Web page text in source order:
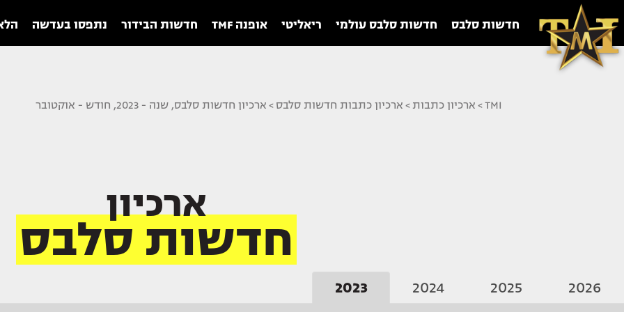
חדשות סלבס חדשות סלבס עולמי ריאליטי אופנה TMF חדשות הבידור נתפסו בעדשה
TMI
> ארכיון כתבות > ארכיון כתבות חדשות סלבס > ארכיון חדשות סלבס, שנה - 2023, חודש - אוקטובר
ארכיון
חדשות סלבס
2026
2025
2024
2023